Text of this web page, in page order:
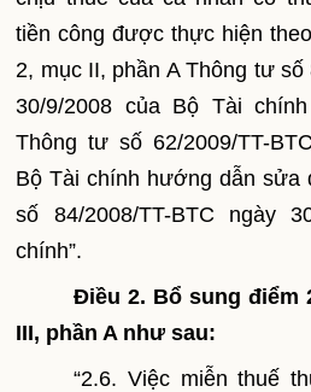
tiền công được thực hiện
2, mục II, phần A Thông tư
30/9/2008 của Bộ Tài
Thông tư số 62/2009/TT-
Bộ Tài chính hướng dẫn sửa
số 84/2008/TT-BTC ngày
chính”.
Điều 2. Bổ sung điểm
III, phần Anhư sau:
“2.6. Việc miễn thuế